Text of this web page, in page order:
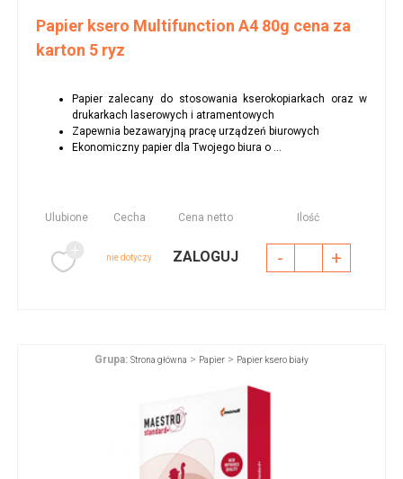
Papier ksero Multifunction A4 80g cena za
karton 5 ryz
Papier zalecany do stosowania kserokopiarkach oraz w
drukarkach laserowych i atramentowych
Zapewnia bezawaryjną pracę urządzeń biurowych
Ekonomiczny papier dla Twojego biura o ...
Ulubione Cecha Cena netto Ilość
nie dotyczy ZALOGUJ - +
Grupa: Strona główna > Papier > Papier ksero biały